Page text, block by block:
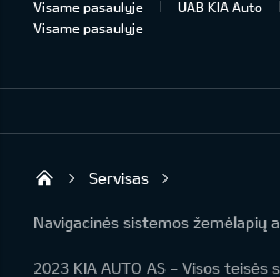
Visame pasaulyje UAB KIA Auto
Visame pasaulyje
UAB „Kia Auto“
Servisas
Navigacinės sistemos žemėlapių
2023 KIA AUTO AS - Visos teisės